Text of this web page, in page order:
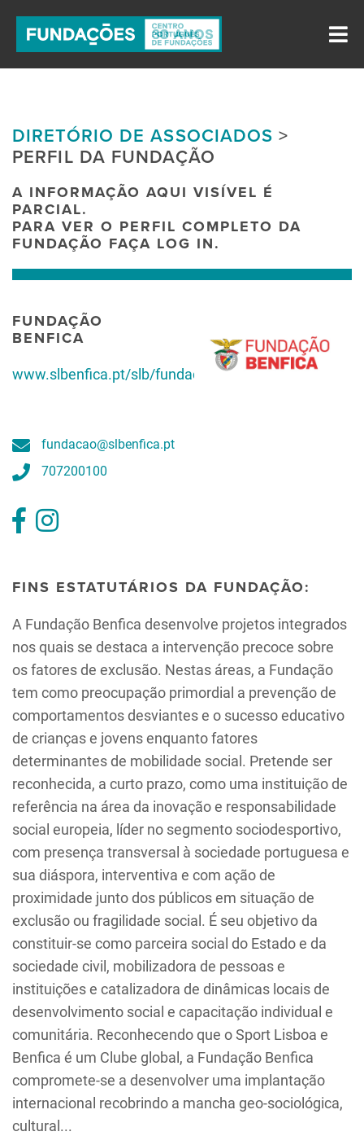
DIRETÓRIO DE ASSOCIADOS >
PERFIL DA FUNDAÇÃO
A INFORMAÇÃO AQUI VISÍVEL É
PARCIAL.
PARA VER O PERFIL COMPLETO DA
FUNDAÇÃO FAÇA LOG IN.
FUNDAÇÃO
BENFICA
www.slbenfica.pt/slb/fundacao/irs
fundacao@slbenfica.pt
707200100
FINS ESTATUTÁRIOS DA FUNDAÇÃO:
A Fundação Benfica desenvolve projetos integrados
nos quais se destaca a intervenção precoce sobre
os fatores de exclusão. Nestas áreas, a Fundação
tem como preocupação primordial a prevenção de
comportamentos desviantes e o sucesso educativo
de crianças e jovens enquanto fatores
determinantes de mobilidade social. Pretende ser
reconhecida, a curto prazo, como uma instituição de
referência na área da inovação e responsabilidade
social europeia, líder no segmento sociodesportivo,
com presença transversal à sociedade portuguesa e
sua diáspora, interventiva e com ação de
proximidade junto dos públicos em situação de
exclusão ou fragilidade social. É seu objetivo da
constituir-se como parceira social do Estado e da
sociedade civil, mobilizadora de pessoas e
instituições e catalizadora de dinâmicas locais de
desenvolvimento social e capacitação individual e
comunitária. Reconhecendo que o Sport Lisboa e
Benfica é um Clube global, a Fundação Benfica
compromete-se a desenvolver uma implantação
internacional recobrindo a mancha geo-sociológica,
cultural...